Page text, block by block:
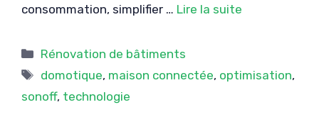
consommation, simplifier … Lire la suite
Catégories
Rénovation de bâtiments
Étiquettes
domotique, maison connectée, optimisation,
sonoff, technologie